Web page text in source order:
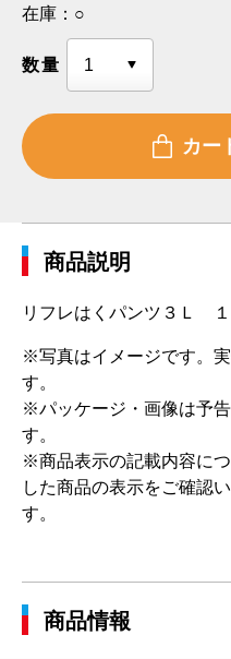
在庫： ○
数量
商品説明
リフレはくパンツ３Ｌ
※写真はイメージです。
す。
※パッケージ・画像は予
す。
※商品表示の記載内容に
した商品の表示をご確認
す。
商品情報